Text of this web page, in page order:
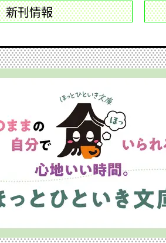
新刊情報